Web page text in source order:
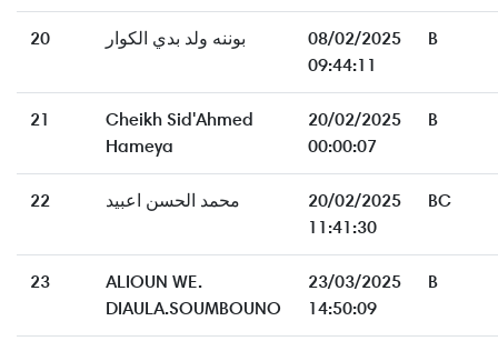
20 بوننه ولد بدي الكوار
08/02/2025
09:44:11
B
21
Cheikh Sid'Ahmed
Hameya
20/02/2025
00:00:07
B
22 محمد الحسن اعبيد
20/02/2025
11:41:30
BC
23
ALIOUN WE.
DIAULA.SOUMBOUNO
23/03/2025
14:50:09
B